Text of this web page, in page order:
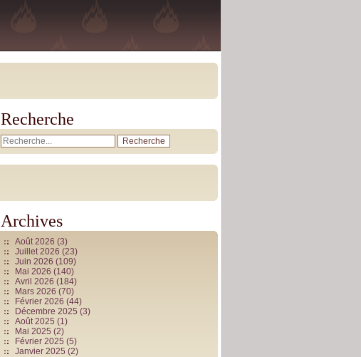
Recherche
Archives
Août 2026 (3)
Juillet 2026 (23)
Juin 2026 (109)
Mai 2026 (140)
Avril 2026 (184)
Mars 2026 (70)
Février 2026 (44)
Décembre 2025 (3)
Août 2025 (1)
Mai 2025 (2)
Février 2025 (5)
Janvier 2025 (2)